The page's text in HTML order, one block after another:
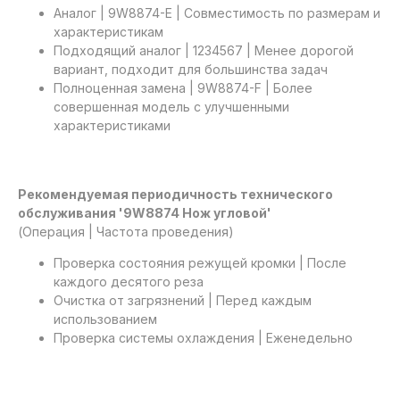
Аналог | 9W8874-E | Совместимость по размерам и
характеристикам
Подходящий аналог | 1234567 | Менее дорогой
вариант, подходит для большинства задач
Полноценная замена | 9W8874-F | Более
совершенная модель с улучшенными
характеристиками
Рекомендуемая периодичность технического
обслуживания '9W8874 Нож угловой'
(Операция | Частота проведения)
Проверка состояния режущей кромки | После
каждого десятого реза
Очистка от загрязнений | Перед каждым
использованием
Проверка системы охлаждения | Еженедельно